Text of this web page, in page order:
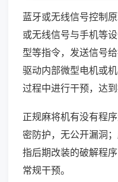
蓝牙或无线信号控制
或无线信号与手机等
型等指令，发送信号
驱动内部微型电机或
过程中进行干预，达到
正规麻将机有没有程
密防护，无公开漏洞
指后期改装的破解程
常规干预。